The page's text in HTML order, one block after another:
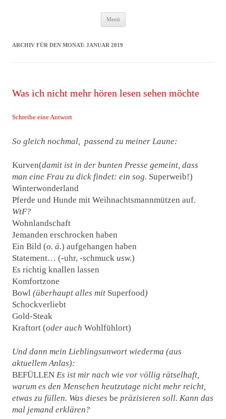
Das Neuste von JWD
Menü
Zum
Inhalt
ARCHIV FÜR DEN MONAT: JANUAR 2019
Was ich nicht mehr hören lesen sehen möchte
Schreibe eine Antwort
So gleich nochmal, passend zu meiner Laune:
Kurven(damit ist in der bunten Presse gemeint, dass
man eine Frau zu dick findet: ein sog. Superweib!)
Winterwonderland
Pferde und Hunde mit Weihnachtsmannmützen auf.
WtF?
Wohnlandschaft
Jemanden erschrocken haben
Ein Bild (o. ä.) aufgehangen haben
Statement… (-uhr, -schmuck usw.)
Es richtig knallen lassen
Komfortzone
Bowl (überhaupt alles mit Superfood)
Schockverliebt
Gold-Steak
Kraftort (oder auch Wohlfühlort)
Und dann mein Lieblingsunwort wiederma (aus
aktuellem Anlas):
BEFÜLLEN Es ist mir nach wie vor völlig rätselhaft,
warum es den Menschen heutzutage nicht mehr reicht,
etwas zu füllen. Was dieses be präzisieren soll. Kann das
mal jemand erklären?